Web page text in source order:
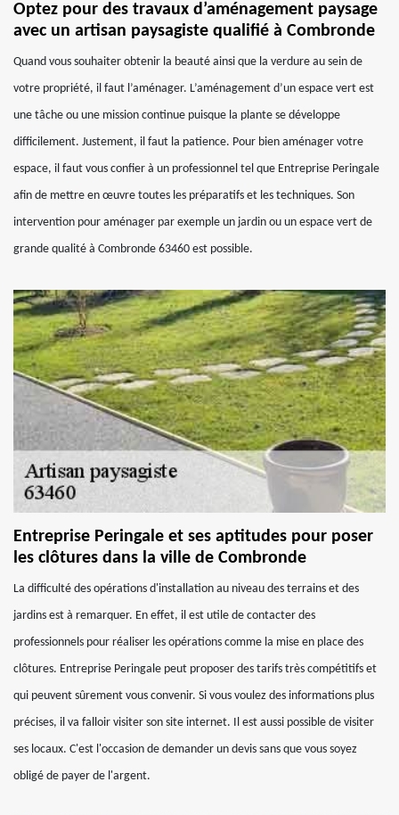
Optez pour des travaux d’aménagement paysage
avec un artisan paysagiste qualifié à Combronde
Quand vous souhaiter obtenir la beauté ainsi que la verdure au sein de
votre propriété, il faut l’aménager. L’aménagement d’un espace vert est
une tâche ou une mission continue puisque la plante se développe
difficilement. Justement, il faut la patience. Pour bien aménager votre
espace, il faut vous confier à un professionnel tel que Entreprise Peringale
afin de mettre en œuvre toutes les préparatifs et les techniques. Son
intervention pour aménager par exemple un jardin ou un espace vert de
grande qualité à Combronde 63460 est possible.
Entreprise Peringale et ses aptitudes pour poser
les clôtures dans la ville de Combronde
La difficulté des opérations d'installation au niveau des terrains et des
jardins est à remarquer. En effet, il est utile de contacter des
professionnels pour réaliser les opérations comme la mise en place des
clôtures. Entreprise Peringale peut proposer des tarifs très compétitifs et
qui peuvent sûrement vous convenir. Si vous voulez des informations plus
précises, il va falloir visiter son site internet. Il est aussi possible de visiter
ses locaux. C'est l'occasion de demander un devis sans que vous soyez
obligé de payer de l'argent.